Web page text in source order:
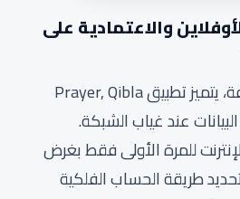
والاعتمادية على
من الناحية البرمجية الصرفة، يتميز تطبيق Prayer, Qibla
للمرة الأولى فقط بغرض
طريقة الحساب الفلكية